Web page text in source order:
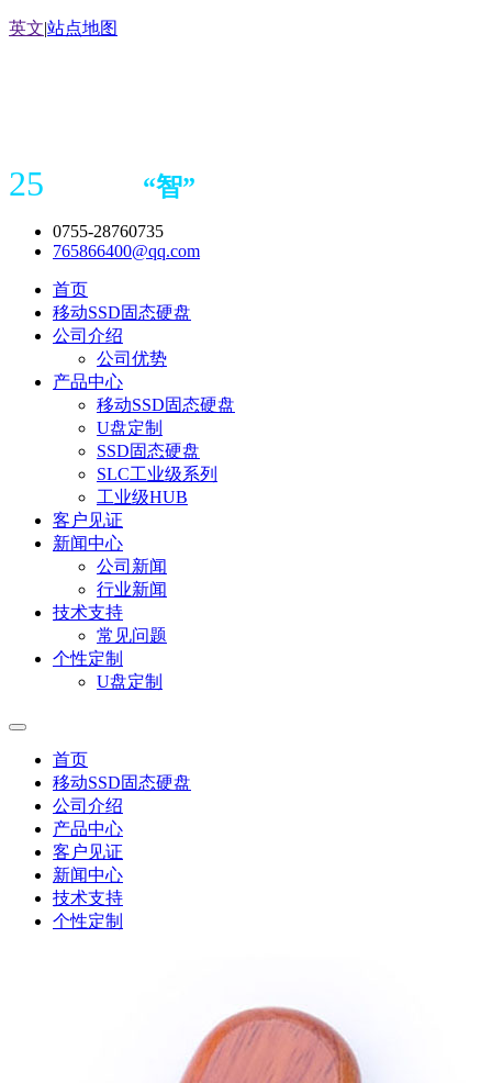
英文|站点地图
25 “智”
0755-28760735
765866400@qq.com
首页
移动SSD固态硬盘
公司介绍
公司优势
产品中心
移动SSD固态硬盘
U盘定制
SSD固态硬盘
SLC工业级系列
工业级HUB
客户见证
新闻中心
公司新闻
行业新闻
技术支持
常见问题
个性定制
U盘定制
首页
移动SSD固态硬盘
公司介绍
产品中心
客户见证
新闻中心
技术支持
个性定制